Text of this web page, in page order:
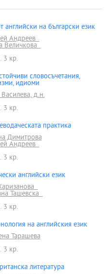
на български език
Андреев
Величкова
3 кр.
словосъчетания,
идиоми
д.н.
3 кр.
практика
Димитрова
Андреев
3 кр.
английски език
Ташевска
3 кр.
на английския език
Тарашева
3 кр.
литература